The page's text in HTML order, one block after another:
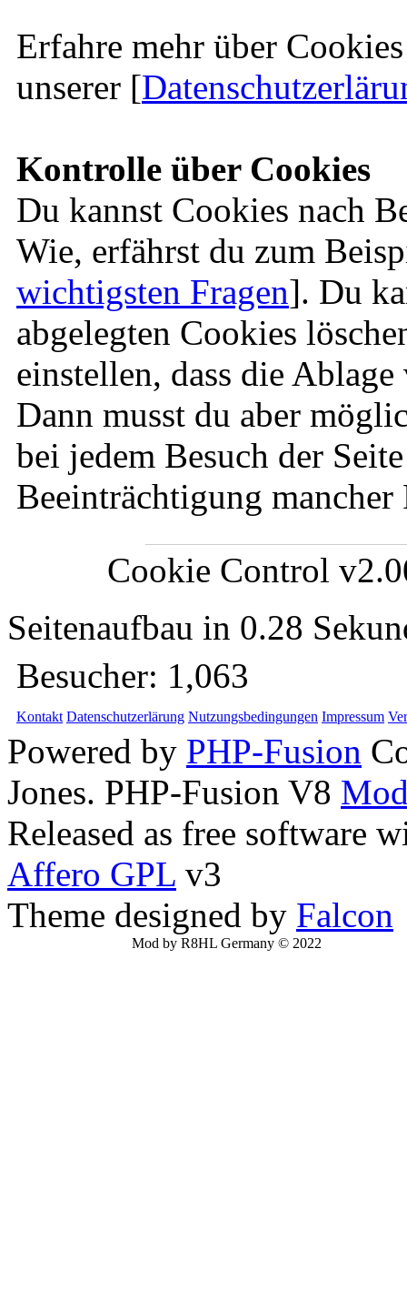
Erfahre mehr über
unserer [
Kontrolle über Cookies
Du kannst Cookies nach
Wie, erfährst du zum
wichtigsten Fragen]. Du
abgelegten Cookies
einstellen, dass die
Dann musst du aber
bei jedem Besuch der
Beeinträchtigung
Cookie Control
Seitenaufbau in 0.28
Besucher: 1,063
Kontakt Datenschutzerlärung Nutzungsbedingungen Impressum
Powered by PHP-Fusion
Jones. PHP-Fusion V8
Released as free software
Affero GPL v3
Theme designed by Falcon
Mod by R8HL Germany © 2022